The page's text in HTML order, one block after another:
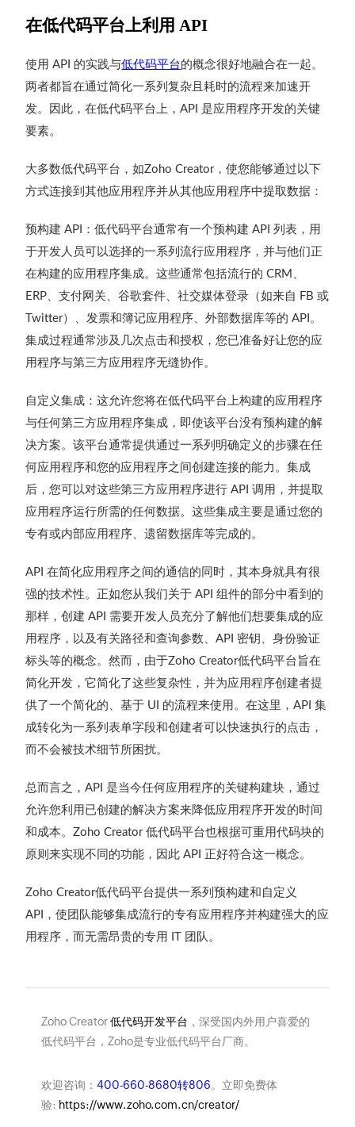
在低代码平台上利用 API
使用 API 的实践与低代码平台的概念很好地融合在一起。
两者都旨在通过简化一系列复杂且耗时的流程来加速开
发。因此，在低代码平台上，API 是应用程序开发的关键
要素。
大多数低代码平台，如Zoho Creator，使您能够通过以下
方式连接到其他应用程序并从其他应用程序中提取数据：
预构建 API ：低代码平台通常有一个预构建 API列表，用
于开发人员可以选择的一系列流行应用程序，并与他们正
在构建的应用程序集成。这些通常包括流行的 CRM
ERP 、支付网关、谷歌套件、社交媒体登录（如来自 FB或
Twitter）、发票和簿记应用程序、外部数据库等的 API 。
集成过程通常涉及几次点击和授权，您已准备好让您的应
用程序与第三方应用程序无缝协作。
自定义集成：这允许您将在低代码平台上构建的应用程序
与任何第三方应用程序集成，即使该平台没有预构建的解
决方案。该平台通常提供通过一系列明确定义的步骤在任
何应用程序和您的应用程序之间创建连接的能力。集成
后，您可以对这些第三方应用程序进行 API调用，并提取
应用程序运行所需的任何数据。这些集成主要是通过您的
专有或内部应用程序、遗留数据库等完成的。
API在简化应用程序之间的通信的同时，其本身就具有很
强的技术性。正如您从我们关于 API组件的部分中看到的
那样，创建 API 需要开发人员充分了解他们想要集成的应
用程序，以及有关路径和查询参数、API 密钥、身份验证
标头等的概念。然而，由于Zoho Creator低代码平台旨在
简化开发，它简化了这些复杂性，并为应用程序创建者提
供了一个简化的、基于 UI 的流程来使用。在这里，API集
成转化为一系列表单字段和创建者可以快速执行的点击，
而不会被技术细节所困扰。
总而言之，API 是当今任何应用程序的关键构建块，通过
允许您利用已创建的解决方案来降低应用程序开发的时间
和成本。Zoho Creator低代码平台也根据可重用代码块的
原则来实现不同的功能，因此 API 正好符合这一概念。
Zoho Creator低代码平台提供一系列预构建和自定义
API
，使团队能够集成流行的专有应用程序并构建强大的应
用程序，而无需昂贵的专用
团队。
Zoho Creator低代码开发平台 ，深受国内外用户喜爱的
低代码平台，Zoho是专业低代码平台厂商。
欢迎咨询： 400-660-8680转806。立即免费体
验: https://www.zoho.com.cn/creator/